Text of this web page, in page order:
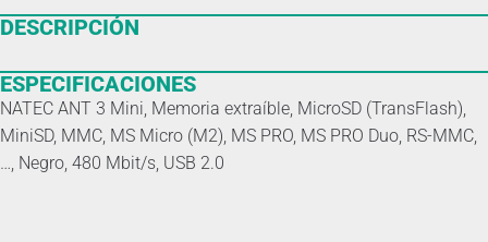
DESCRIPCIÓN
ESPECIFICACIONES
NATEC ANT 3 Mini, Memoria extraíble, MicroSD (TransFlash),
MiniSD, MMC, MS Micro (M2), MS PRO, MS PRO Duo, RS-MMC,
…, Negro, 480 Mbit/s, USB 2.0